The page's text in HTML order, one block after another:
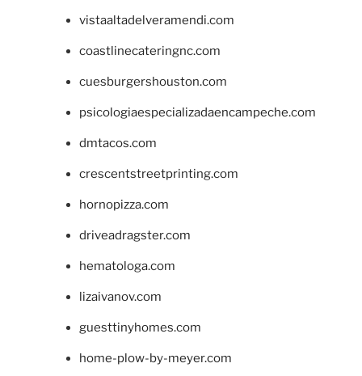
vistaaltadelveramendi.com
coastlinecateringnc.com
cuesburgershouston.com
psicologiaespecializadaencampeche.com
dmtacos.com
crescentstreetprinting.com
hornopizza.com
driveadragster.com
hematologa.com
lizaivanov.com
guesttinyhomes.com
home-plow-by-meyer.com